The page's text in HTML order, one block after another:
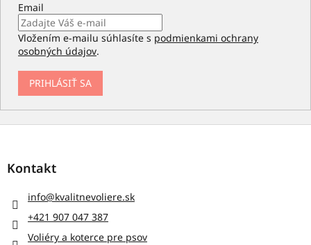
Email
Vložením e-mailu súhlasíte s podmienkami ochrany
osobných údajov.
PRIHLÁSIŤ SA
pKontakt
info@kvalitnevoliere.sk
+421 907 047 387
Voliéry a koterce pre psov